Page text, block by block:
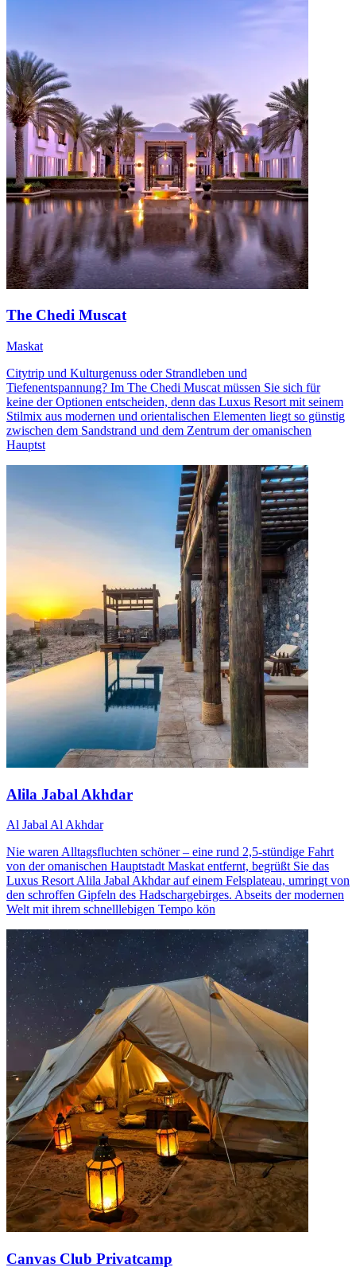
The Chedi Muscat
Maskat
Citytrip und Kulturgenuss oder Strandleben und
Tiefenentspannung? Im The Chedi Muscat müssen Sie sich für
keine der Optionen entscheiden, denn das Luxus Resort mit seinem
Stilmix aus modernen und orientalischen Elementen liegt so günstig
zwischen dem Sandstrand und dem Zentrum der omanischen
Hauptst
Alila Jabal Akhdar
Al Jabal Al Akhdar
Nie waren Alltagsfluchten schöner – eine rund 2,5-stündige Fahrt
von der omanischen Hauptstadt Maskat entfernt, begrüßt Sie das
Luxus Resort Alila Jabal Akhdar auf einem Felsplateau, umringt von
den schroffen Gipfeln des Hadschargebirges. Abseits der modernen
Welt mit ihrem schnelllebigen Tempo kön
Canvas Club Privatcamp